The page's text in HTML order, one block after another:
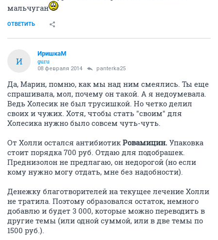
мальчуган
ОТВЕТИТЬ
И
ИришкаМ
guru
08 февраля 2014 panterka25
Да, Марин, помню, как мы над ним смеялись. Ты еще
спрашивала, мол, почему он такой. А я недоумевала.
Ведь Холесик не был трусишкой. Но четко делил
своих и чужих. Хотя, чтобы стать "своим" для
Холесика нужно было совсем чуть-чуть.
От Холли остался антибиотик Ровамицин. Упаковка
стоит порядка 700 руб. Отдаю для подобрашек.
Преднизолон не предлагаю, он недорогой (но если
кому нужно могу отдать, мне без надобности).
Денежку благотворителей на текущее лечение Холли
не тратила. Поэтому образовался остаток, немного
добавлю и будет 3 000, которые можно переводить в
другие темы (или одной суммой, или в две темы по
1500 руб.).